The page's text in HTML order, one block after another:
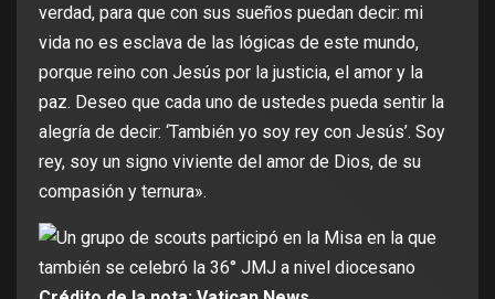
verdad, para que con sus sueños puedan decir: mi
vida no es esclava de las lógicas de este mundo,
porque reino con Jesús por la justicia, el amor y la
paz. Deseo que cada uno de ustedes pueda sentir la
alegría de decir: ‘También yo soy rey con Jesús’. Soy
rey, soy un signo viviente del amor de Dios, de su
compasión y ternura».